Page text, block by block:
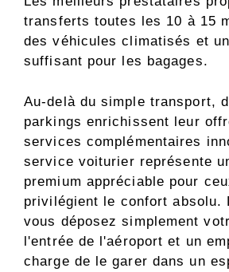
transferts toutes les 10 à 15
des véhicules climatisés et
suffisant pour les bagages.
Au-delà du simple transport,
parkings enrichissent leur
services complémentaires
service voiturier représente
premium appréciable pour
privilégient le confort absolu.
vous déposez simplement
l'entrée de l'aéroport et un
charge de le garer dans un